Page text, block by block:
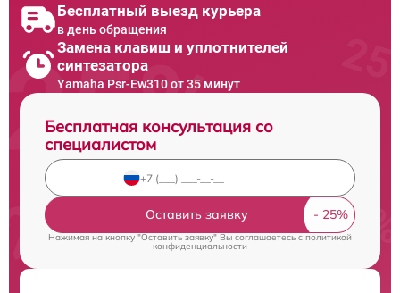
Бесплатный выезд курьера
в день обращения
Замена клавиш и уплотнителей
синтезатора
Yamaha Psr-Ew310 от 35 минут
Бесплатная консультация со
специалистом
Оставить заявку
Нажимая на кнопку "Оставить заявку" Вы соглашаетесь cполитикой
конфиденциальности